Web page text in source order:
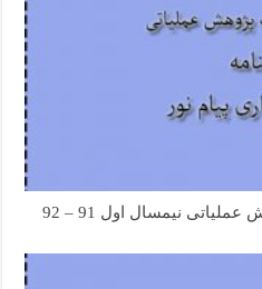
دانلود رایگان نمونه سوال پژوهش عملیاتی نیمسال اول 91 – 92